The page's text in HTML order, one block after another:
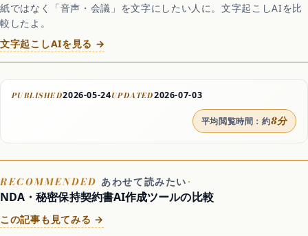
紙ではなく「音声・会議」を文字にしたい人に。文字起こしAIを比
較したよ。
文字起こしAIを見る →
PUBLISHED2026-05-24UPDATED2026-07-03
平均閲覧時間：約8分
あわせて読みたい
NDA・秘密保持契約書AI作成ツールの比較
この記事も見てみる →